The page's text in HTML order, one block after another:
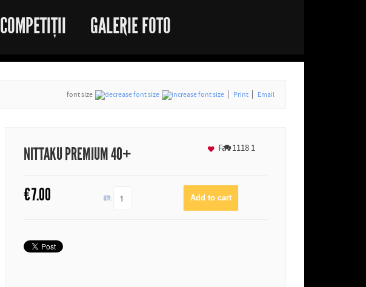
COMPETIȚII GALERIE FOTO
font size Print Email
NITTAKU PREMIUM 40+ 11181
€7.00 QTY:
Fav